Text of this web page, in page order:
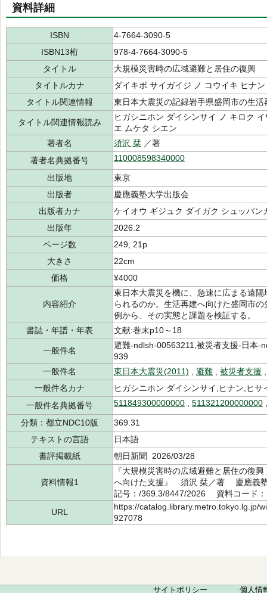
資料詳細
ISBN
4-7664-3090-5
ISBN13桁
978-4-7664-3090-5
タイトル
大規模災害時の広域避難と居住の復興
タイトルカナ
ダイキボ サイガイジ ノ コウイキ ヒナ
タイトル関連情報
東日本大震災の記録岩手県盛岡市の生活
タイトル関連情報読み
ヒガシニホン ダイシンサイ ノ キロク
エ ムケタ シエン
著者名
須沢 栞 ／著
著者名典拠番号
110008598340000
出版地
東京
出版者
慶應義塾大学出版会
出版者カナ
ケイオウ ギジュク ダイガク シュッパン
出版年
2026.2
ページ数
249, 21p
大きさ
22cm
価格
¥4000
内容紹介
東日本大震災を機に、急速に広まる遠
られるのか。生活再建へ向けた盛岡市
例から、その実態と課題を検証する。
書誌・年譜・年表
文献:巻末p10～18
一般件名
避難-ndlsh-00563211,被災者支援-日本-
939
一般件名
東日本大震災(2011) 避難 被災者支援
一般件名カナ
ヒガシニホン ダイシンサイ,ヒナン,ヒ
一般件名典拠番号
511849300000000 511321200000000
分類：都立NDC10版
369.31
テキストの言語
日本語
書評掲載紙
朝日新聞 2026/03/28
資料情報1
『大規模災害時の広域避難と居住の復
へ向けた支援』 須沢 栞／著 慶應義
記号：/369.3/8447/2026 資料コード
URL
https://catalog.library.metro.tokyo.lg.jp/
927078
サイトポリシー 個人情